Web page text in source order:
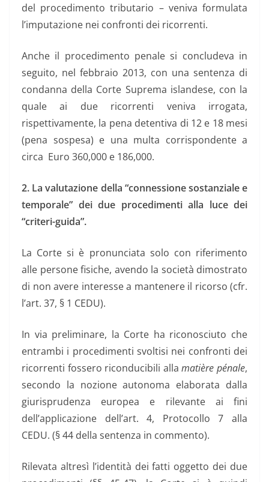
del procedimento tributario – veniva formulata
l’imputazione nei confronti dei ricorrenti.
Anche il procedimento penale si concludeva in
seguito, nel febbraio 2013, con una sentenza di
condanna della Corte Suprema islandese, con la
quale ai due ricorrenti veniva irrogata,
rispettivamente, la pena detentiva di 12 e 18 mesi
(pena sospesa) e una multa corrispondente a
circa Euro 360,000 e 186,000.
2. La valutazione della “connessione sostanziale e
temporale” dei due procedimenti alla luce dei
“criteri-guida”.
La Corte si è pronunciata solo con riferimento
alle persone fisiche, avendo la società dimostrato
di non avere interesse a mantenere il ricorso (cfr.
l’art. 37, § 1 CEDU).
In via preliminare, la Corte ha riconosciuto che
entrambi i procedimenti svoltisi nei confronti dei
ricorrenti fossero riconducibili allamatière pénale,
secondo la nozione autonoma elaborata dalla
giurisprudenza europea e rilevante ai fini
dell’applicazione dell’art. 4, Protocollo 7 alla
CEDU. (§ 44 della sentenza in commento).
Rilevata altresì l’identità dei fatti oggetto dei due